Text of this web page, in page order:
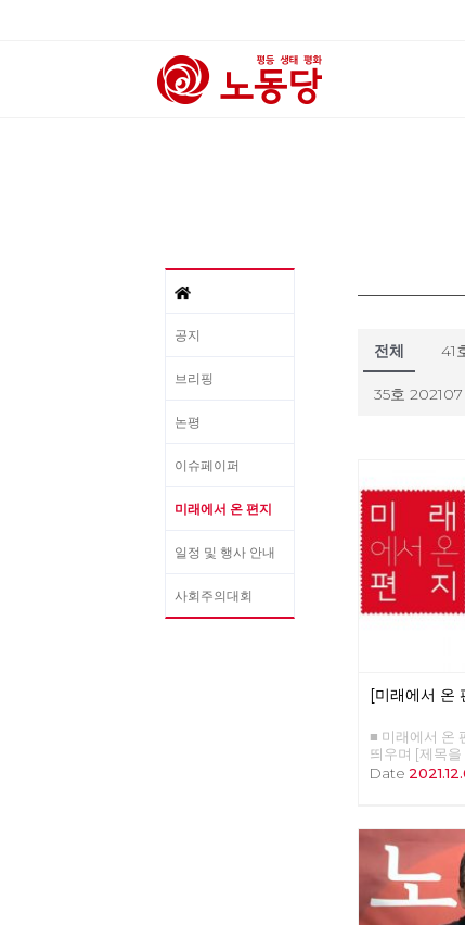
공지
브리핑
논평
이슈페이퍼
미래에서 온 편지
일정 및 행사 안내
사회주의대회
전체 41
35호 202107
[미래에서 온
■ 미래에서 온
띄우며 [제목
다.] □ 편지를
아래로부터의
파적인 시상
사람 : 질문을
사 : 경성의 재
후불평등 극복
Date